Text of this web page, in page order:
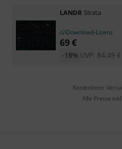
LANDR Strata
Download-Lizenz
69€
UVP: 84,49 €
-18%
Kostenloser
Alle Preise